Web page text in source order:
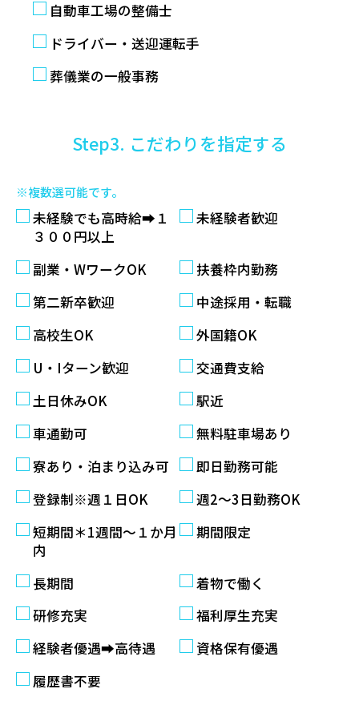
自動車工場の整備士
ドライバー・送迎運転手
葬儀業の一般事務
Step3. こだわりを指定する
※複数選可能です。
未経験でも高時給➡１
３００円以上
未経験者歓迎
副業・WワークOK
扶養枠内勤務
第二新卒歓迎
中途採用・転職
高校生OK
外国籍OK
U・Iターン歓迎
交通費支給
土日休みOK
駅近
車通勤可
無料駐車場あり
寮あり・泊まり込み可
即日勤務可能
登録制※週１日OK
週2〜3日勤務OK
短期間＊1週間～１か月
内
期間限定
長期間
着物で働く
研修充実
福利厚生充実
経験者優遇➡高待遇
資格保有優遇
履歴書不要